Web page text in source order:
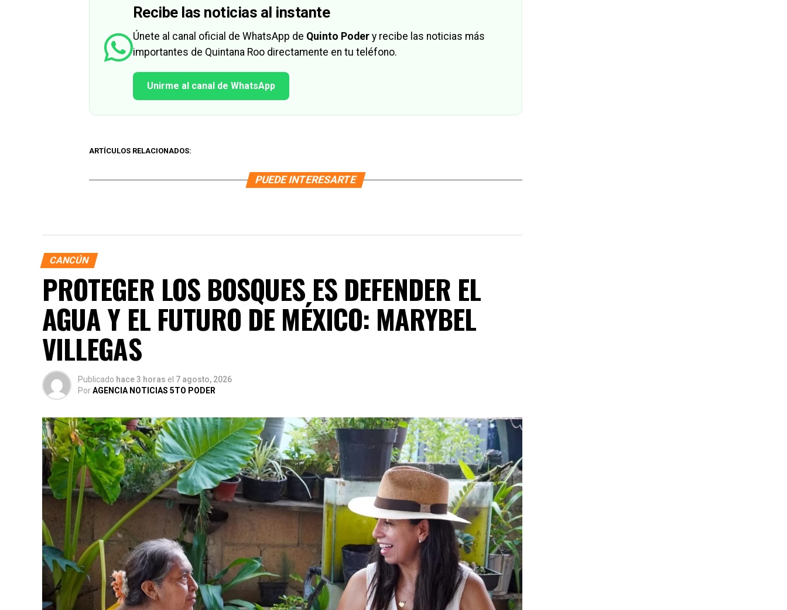
Recibe las noticias al instante
Únete al canal oficial de WhatsApp de Quinto Poder y recibe las noticias más
importantes de Quintana Roo directamente en tu teléfono.
Unirme al canal de WhatsApp
ARTÍCULOS RELACIONADOS:
PUEDE INTERESARTE
CANCÚN
PROTEGER LOS BOSQUES ES DEFENDER EL
AGUA Y EL FUTURO DE MÉXICO: MARYBEL
VILLEGAS
Publicado hace 3 horas el 7 agosto, 2026
PorAGENCIA NOTICIAS 5TO PODER